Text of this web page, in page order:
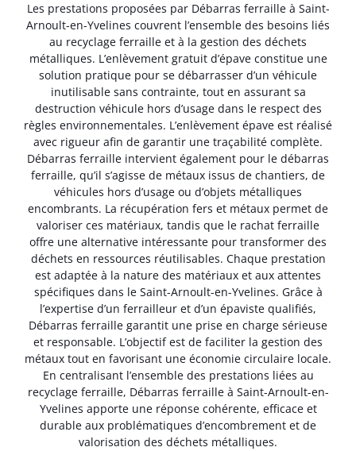
Les prestations proposées par Débarras ferraille à Saint-
Arnoult-en-Yvelines couvrent l’ensemble des besoins liés
au recyclage ferraille et à la gestion des déchets
métalliques. L’enlèvement gratuit d’épave constitue une
solution pratique pour se débarrasser d’un véhicule
inutilisable sans contrainte, tout en assurant sa
destruction véhicule hors d’usage dans le respect des
règles environnementales. L’enlèvement épave est réalisé
avec rigueur afin de garantir une traçabilité complète.
Débarras ferraille intervient également pour le débarras
ferraille, qu’il s’agisse de métaux issus de chantiers, de
véhicules hors d’usage ou d’objets métalliques
encombrants. La récupération fers et métaux permet de
valoriser ces matériaux, tandis que le rachat ferraille
offre une alternative intéressante pour transformer des
déchets en ressources réutilisables. Chaque prestation
est adaptée à la nature des matériaux et aux attentes
spécifiques dans le Saint-Arnoult-en-Yvelines. Grâce à
l’expertise d’un ferrailleur et d’un épaviste qualifiés,
Débarras ferraille garantit une prise en charge sérieuse
et responsable. L’objectif est de faciliter la gestion des
métaux tout en favorisant une économie circulaire locale.
En centralisant l’ensemble des prestations liées au
recyclage ferraille, Débarras ferraille à Saint-Arnoult-en-
Yvelines apporte une réponse cohérente, efficace et
durable aux problématiques d’encombrement et de
valorisation des déchets métalliques.